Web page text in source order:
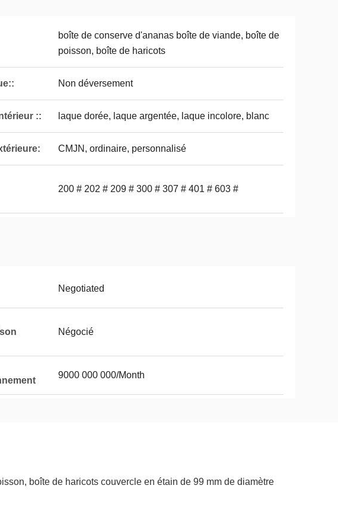
boîte de conserve d'ananas boîte de viande, boîte de
poisson, boîte de haricots
Non déversement
:: laque dorée, laque argentée, laque incolore, blanc
CMJN, ordinaire, personnalisé
200 # 202 # 209 # 300 # 307 # 401 # 603 #
Negotiated
Négocié
9000 000 000/Month
boîte de haricots couvercle en étain de 99 mm de diamètre